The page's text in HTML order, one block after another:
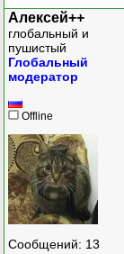
Алексей++
глобальный и
пушистый
Глобальный
модератор
Offline
Сообщений: 13